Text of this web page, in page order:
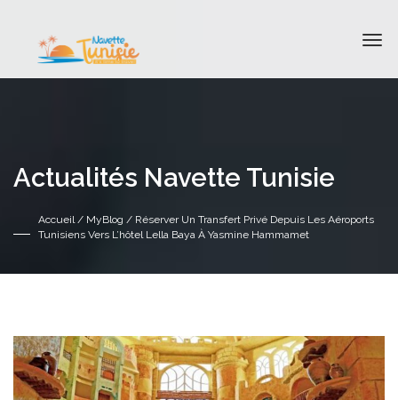
Actualités Navette Tunisie
Accueil/ MyBlog / Réserver Un Transfert Privé Depuis Les Aéroports
Tunisiens Vers L’hôtel Lella Baya À Yasmine Hammamet